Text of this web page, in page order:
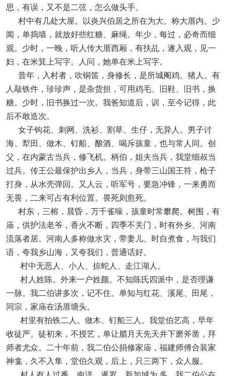
思，有误，又不是二弦，怎么做头手。
村中有几处大屋。以炎兴伯居之所在为大。称大厝内。少
闻，单捣墙，就放好些红糖、麻绳。年少，每过，必奇而细
观。少时，一晚，听人传大厝西厢，有扶乩，遂入观，见一
妇，在米箕上写字。人问，她单在米上写字。
昔年，入村者，吹铜笛，身修长，是所城阉鸡、猪人。有
人敲铁件，珍珍声，是杂货担，可用鸡毛、旧鞋、旧书，换
糖。少时，旧书换过一次。我爸知道后，训，至今记得，此
后不敢造次。
女子钩花、刺网、洗衫、割草、生仔，无异人。男子讨
海、犁田、做木、钉船、酿酒、喝斥孩童，也与常人同。创
父，在内蒙古当兵，修飞机。柄伯，姐夫当兵，我堂细叔当
过兵。传王公最保护出乡人，当兵，身带三山国王符，枪子
打身，从水壳弹回。又人云，听军号，要急冲锋，一来勇而
无畏，二来可占有利位置。畏死则愈死。
村东，三榕，晨昏，万千雀噪，孩童时常攀爬。树围，有
庙，供护法老爷，香火不断，四季不关门，时有外乡、河南
流落者居。河南人多称做水灾，带妻儿、时自煮食，与我们
语，夸我乡山海，又夸我们，普通话好。
村中无恶人、小人、掠蛇人、走江湖人。
村人姓陈。外来一户姓颜。不知陈氏四派中，是否理谦
一脉。我二伯讲多次，记不住。单知与红花、溪尾、田尾，
同宗，家庙在汤厝塘头。
村里有拍铁二人。做木、钉船三人。我堂伯艺高，早年
收徒严。徒初来，不授艺，单让腊月天先天井下磨斧凿，拜
师者尤众。二十年前，我二伯公捐修家庙，福建师傅合装家
神龛，久不入隼，堂伯久观，后上，只三两下，众人服。